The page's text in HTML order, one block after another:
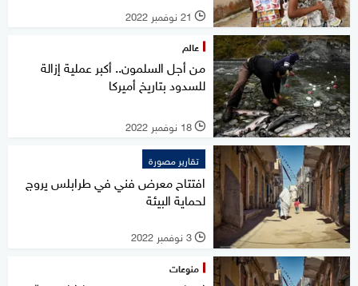
l 21 نوفمبر 2022
عالم
من أجل السلمون.. أكبر عملية إزالة
للسدود بتاريخ أميركا
l 18 نوفمبر 2022
تقارير مصورة
افتتاح معرض فني في طرابلس يروج
لحماية البيئة
l 3 نوفمبر 2022
منوعات